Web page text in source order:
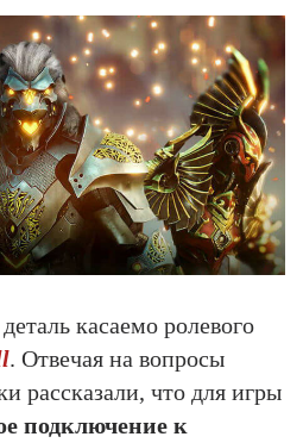
касаемо ролевого
. Отвечая на вопросы
рассказали, что для игры
подключение к